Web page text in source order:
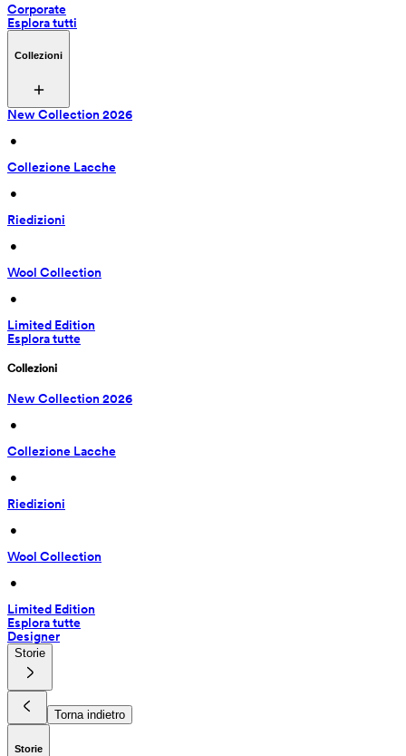
Corporate
Esplora tutti
Collezioni
New Collection 2026
•
Collezione Lacche
•
Riedizioni
•
Wool Collection
•
Limited Edition
Esplora tutte
Collezioni
New Collection 2026
•
Collezione Lacche
•
Riedizioni
•
Wool Collection
•
Limited Edition
Esplora tutte
Designer
Storie
Torna indietro
Storie